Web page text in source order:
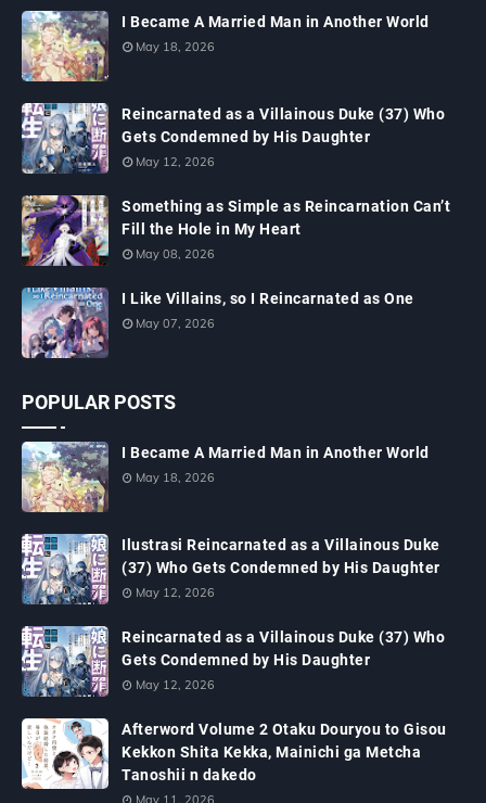
I Became A Married Man in Another World
May 18, 2026
Reincarnated as a Villainous Duke (37) Who
Gets Condemned by His Daughter
May 12, 2026
Something as Simple as Reincarnation Can’t
Fill the Hole in My Heart
May 08, 2026
I Like Villains, so I Reincarnated as One
May 07, 2026
POPULAR POSTS
I Became A Married Man in Another World
May 18, 2026
Ilustrasi Reincarnated as a Villainous Duke
(37) Who Gets Condemned by His Daughter
May 12, 2026
Reincarnated as a Villainous Duke (37) Who
Gets Condemned by His Daughter
May 12, 2026
Afterword Volume 2 Otaku Douryou to Gisou
Kekkon Shita Kekka, Mainichi ga Metcha
Tanoshii n dakedo
May 11, 2026